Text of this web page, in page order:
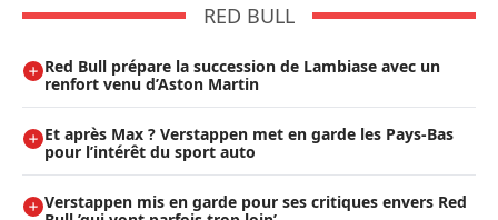
RED BULL
Red Bull prépare la succession de Lambiase avec un
renfort venu d’Aston Martin
Et après Max ? Verstappen met en garde les Pays-Bas
pour l’intérêt du sport auto
Verstappen mis en garde pour ses critiques envers Red